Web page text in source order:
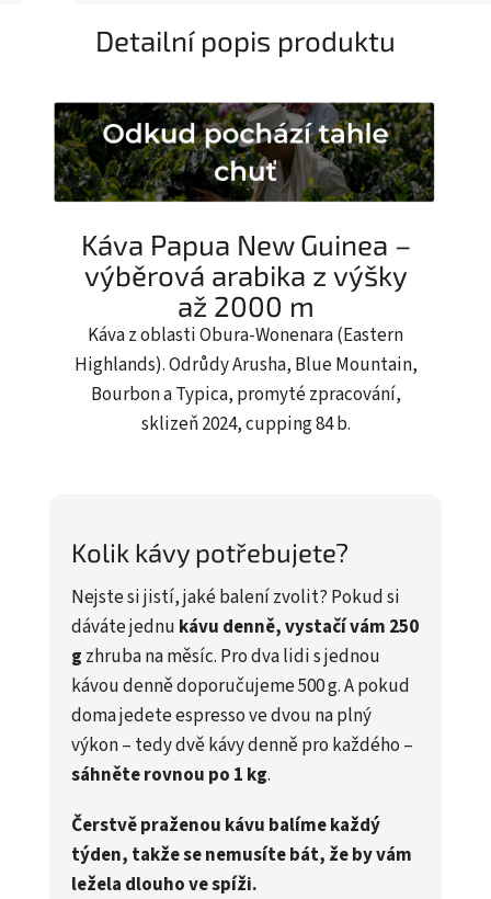
Detailní popis produktu
Káva Papua New Guinea –
výběrová arabika z výšky
až 2000 m
Káva z oblasti Obura-Wonenara (Eastern
Highlands). Odrůdy Arusha, Blue Mountain,
Bourbon a Typica, promyté zpracování,
sklizeň 2024, cupping 84 b.
Kolik kávy potřebujete?
Nejste si jistí, jaké balení zvolit? Pokud si
dáváte jednu kávu denně, vystačí vám 250
g zhruba na měsíc. Pro dva lidi s jednou
kávou denně doporučujeme 500 g. A pokud
doma jedete espresso ve dvou na plný
výkon – tedy dvě kávy denně pro každého –
sáhněte rovnou po 1 kg.
Čerstvě praženou kávu balíme každý
týden, takže se nemusíte bát, že by vám
ležela dlouho ve spíži.